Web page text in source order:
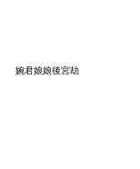
婉君娘娘後宮劫